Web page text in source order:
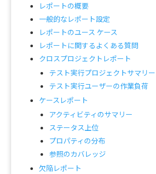
レポートの概要
一般的なレポート設定
レポートのユース ケース
レポートに関するよくある質問
クロスプロジェクトレポート
テスト実行プロジェクトサマリー
テスト実行ユーザーの作業負荷
ケースレポート
アクティビティのサマリー
ステータス上位
プロパティの分布
参照のカバレッジ
欠陥レポート